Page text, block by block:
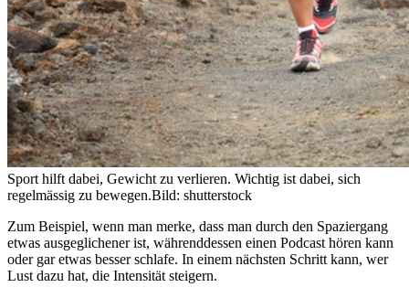
Sport hilft dabei, Gewicht zu verlieren. Wichtig ist dabei, sich
regelmässig zu bewegen.Bild: shutterstock
Zum Beispiel, wenn man merke, dass man durch den Spaziergang
etwas ausgeglichener ist, währenddessen einen Podcast hören kann
oder gar etwas besser schlafe. In einem nächsten Schritt kann, wer
Lust dazu hat, die Intensität steigern.